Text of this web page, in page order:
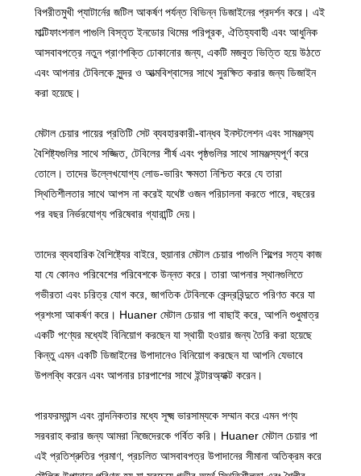
বিপরীতমুখী প্যাটার্নের জটিল আকর্ষণ পর্যন্ত বিভিন্ন ডিজাইনের প্রদর্শন করে। এই
মাল্টিফাংশনাল পাগুলি বিস্তৃত ইনডোর থিমের পরিপূরক, ঐতিহ্যবাহী এবং আধুনিক
আসবাবপত্রে নতুন প্রাণশক্তি ঢোকানোর জন্য, একটি মজবুত ভিত্তি হয়ে উঠতে
এবং আপনার টেবিলকে সুন্দর ও আত্মবিশ্বাসের সাথে সুরক্ষিত করার জন্য ডিজাইন
করা হয়েছে।
মেটাল চেয়ার পায়ের প্রতিটি সেট ব্যবহারকারী-বান্ধব ইনস্টলেশন এবং সামঞ্জস্য
বৈশিষ্ট্যগুলির সাথে সজ্জিত, টেবিলের শীর্ষ এবং পৃষ্ঠগুলির সাথে সামঞ্জস্যপূর্ণ করে
তোলে। তাদের উল্লেখযোগ্য লোড-ভারিং ক্ষমতা নিশ্চিত করে যে তারা
স্থিতিশীলতার সাথে আপস না করেই যথেষ্ট ওজন পরিচালনা করতে পারে, বছরের
পর বছর নির্ভরযোগ্য পরিষেবার গ্যারান্টি দেয়।
তাদের ব্যবহারিক বৈশিষ্ট্যের বাইরে, হুয়ানার মেটাল চেয়ার পাগুলি শিল্পের সত্য কাজ
যা যে কোনও পরিবেশের পরিবেশকে উন্নত করে। তারা আপনার স্থানগুলিতে
গভীরতা এবং চরিত্র যোগ করে, জাগতিক টেবিলকে কেন্দ্রবিন্দুতে পরিণত করে যা
প্রশংসা আকর্ষণ করে। Huaner মেটাল চেয়ার পা বাছাই করে, আপনি শুধুমাত্র
একটি পণ্যের মধ্যেই বিনিয়োগ করছেন যা স্থায়ী হওয়ার জন্য তৈরি করা হয়েছে
কিন্তু এমন একটি ডিজাইনের উপাদানেও বিনিয়োগ করছেন যা আপনি যেভাবে
উপলব্ধি করেন এবং আপনার চারপাশের সাথে ইন্টারঅ্যাক্ট করেন।
পারফরম্যান্স এবং নান্দনিকতার মধ্যে সূক্ষ্ম ভারসাম্যকে সম্মান করে এমন পণ্য
সরবরাহ করার জন্য আমরা নিজেদেরকে গর্বিত করি। Huaner মেটাল চেয়ার পা
এই প্রতিশ্রুতির প্রমাণ, প্রচলিত আসবাবপত্র উপাদানের সীমানা অতিক্রম করে